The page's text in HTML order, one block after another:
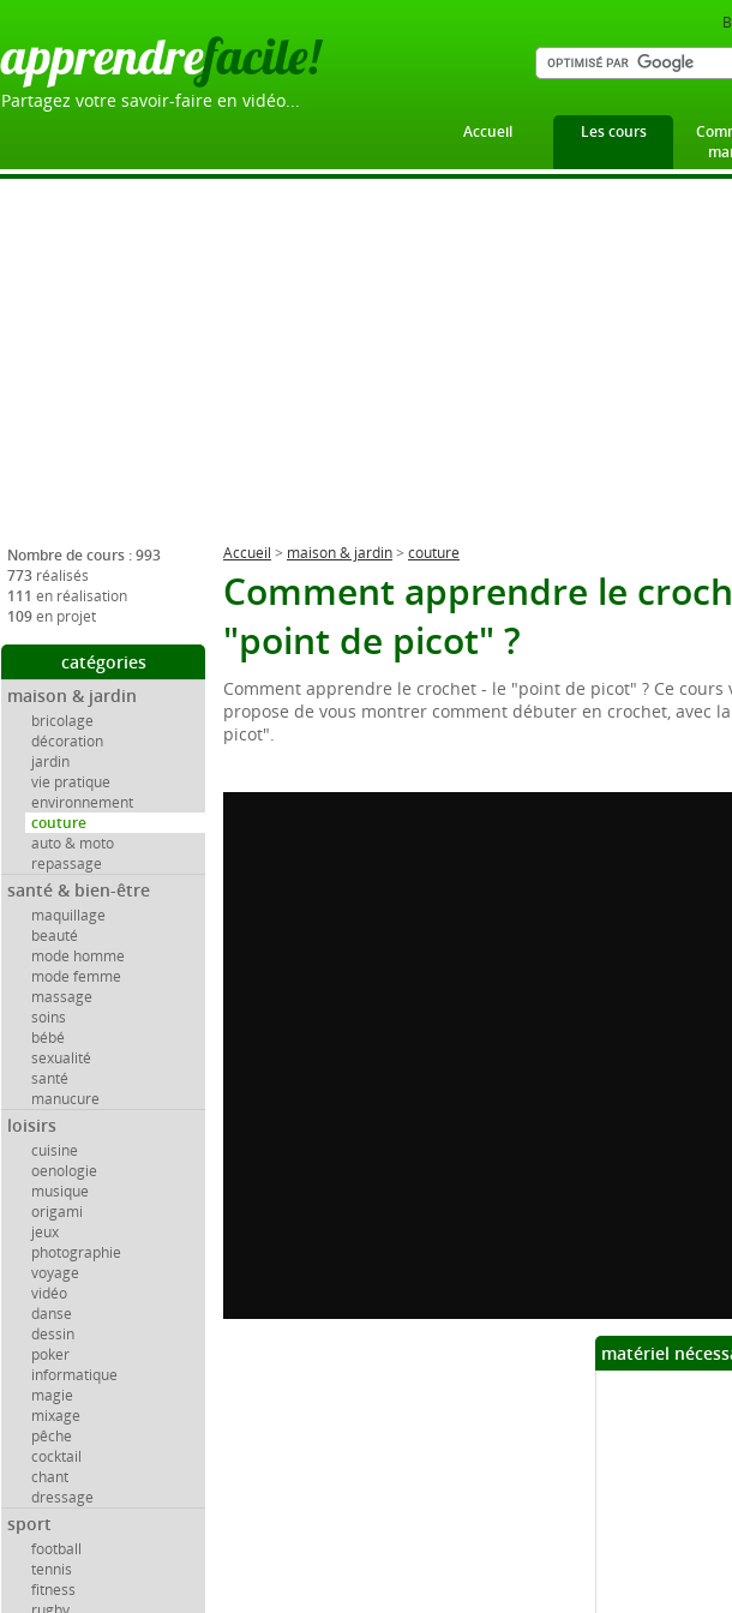
apprendrefacile!
Partagez votre savoir-faire en vidéo...
Accueil Les cours
Nombre de cours : 993
773 réalisés
111 en réalisation
109en projet
catégories
maison & jardin
bricolage
décoration
jardin
vie pratique
environnement
couture
auto & moto
repassage
santé & bien-être
maquillage
beauté
mode homme
mode femme
massage
soins
bébé
sexualité
santé
manucure
loisirs
cuisine
oenologie
musique
origami
jeux
photographie
voyage
vidéo
danse
dessin
poker
informatique
magie
mixage
pêche
cocktail
chant
dressage
sport
football
tennis
fitness
Accueil > maison & jardin> couture
Comment apprendre le
"point de picot" ?
Comment apprendre le crochet - le "point de picot" ? Ce cours
propose de vous montrer comment débuter en crochet, avec
picot".
matériel